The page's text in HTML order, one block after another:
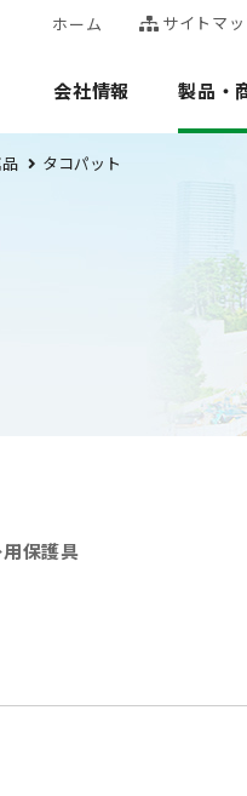
ホーム サイトマ
会社情報 製品・
タコパット
保護具